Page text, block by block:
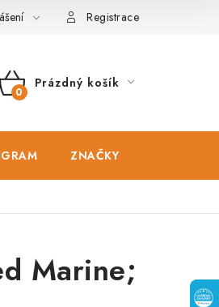
souboru cookies
Registrace
NÁKUPNÍ
Prázdný košík
ZNAČKY
Marine;